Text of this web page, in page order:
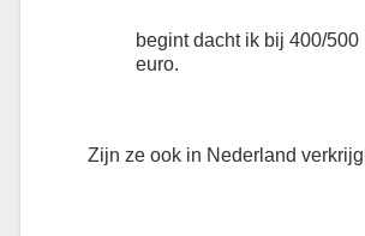
begint dacht ik bij 400/500
euro.
Zijn ze ook in Nederland